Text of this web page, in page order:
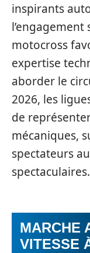
inspirants
motocross
expertise
aborder le
2026, les
de
mécaniques,
spectateurs
spectaculaires.
MARCHE
VITESSE